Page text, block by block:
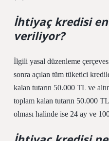
İhtiyaç kredisi
veriliyor?
İlgili yasal düzenleme
sonra açılan tüm tüketici
kalan tutarın 50.000 TL ve
toplam kalan tutarın 50.000
olması halinde ise 24 ay ve